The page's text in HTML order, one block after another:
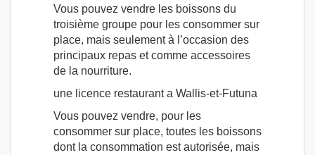
Vous pouvez vendre les boissons du
troisième groupe pour les consommer sur
place, mais seulement à l’occasion des
principaux repas et comme accessoires
de la nourriture.
une licence restaurant a Wallis-et-Futuna
Vous pouvez vendre, pour les
consommer sur place, toutes les boissons
dont la consommation est autorisée, mais